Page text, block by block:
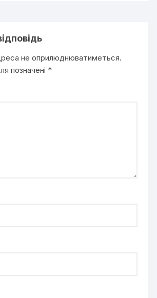
не оприлюднюватиметься.
позначені *